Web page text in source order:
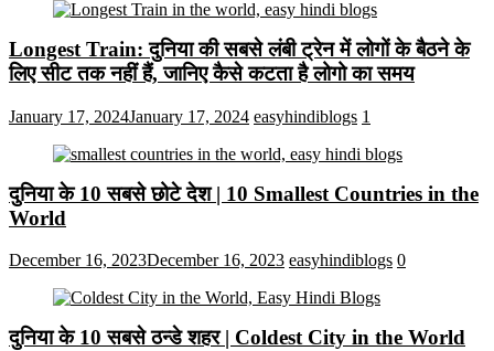
Longest Train: दुनिया की सबसे लंबी ट्रेन में लोगों के बैठने के
लिए सीट तक ​​नहीं हैं, जानिए कैसे कटता है लोगो का समय
January 17, 2024January 17, 2024 easyhindiblogs 1
दुनिया के 10 सबसे छोटे देश | 10 Smallest Countries in the
World
December 16, 2023December 16, 2023 easyhindiblogs 0
दुनिया के 10 सबसे ठन्डे शहर | Coldest City in the World